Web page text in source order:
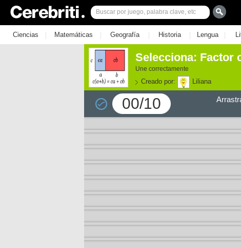
Ciencias | Matemáticas | Geografía | Historia | Lengua |
Selecciona: Factor
Une correctamente
Creado por: Liliana
00/10